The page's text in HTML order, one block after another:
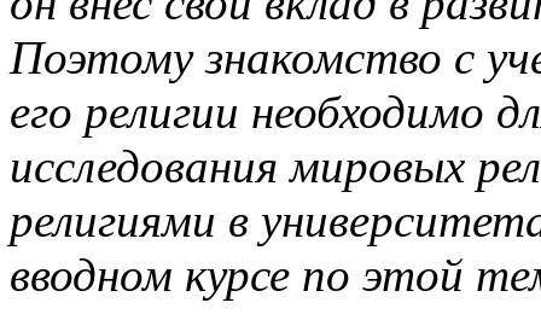
Поэтому знакомство с
его религии необходимо
исследования мировых
религиями в
вводном курсе по этой